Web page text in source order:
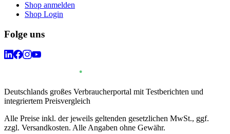
Shop anmelden
Shop Login
Folge uns
Deutschlands großes Verbraucherportal mit Testberichten und
integriertem Preisvergleich
Alle Preise inkl. der jeweils geltenden gesetzlichen MwSt., ggf.
zzgl. Versandkosten. Alle Angaben ohne Gewähr.